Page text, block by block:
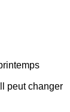
peut changer